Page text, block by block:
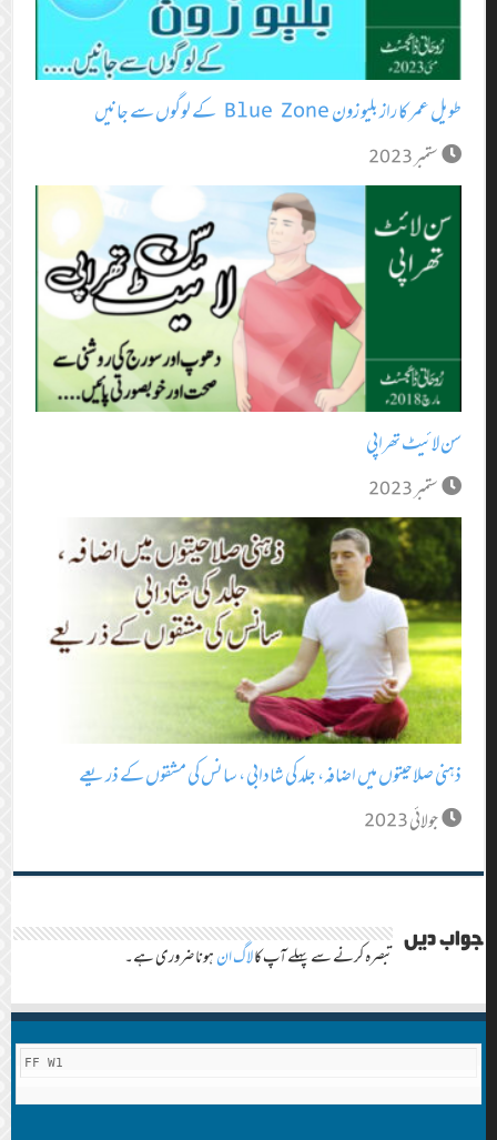
طویل عمر کا راز بلیو زون Blue Zone کے لوگوں سے جانیں
ستمبر 2023
سن لائیٹ تھراپی
ستمبر 2023
ذہنی صلاحیتوں میں اضافہ، جلد کی شادابی ، سانس کی مشقوں کے ذریعے
جولائی 2023
جواب دیں تبصرہ کرنے سے پہلے آپ کالاگ انہونا ضروری ہے۔
FF W1